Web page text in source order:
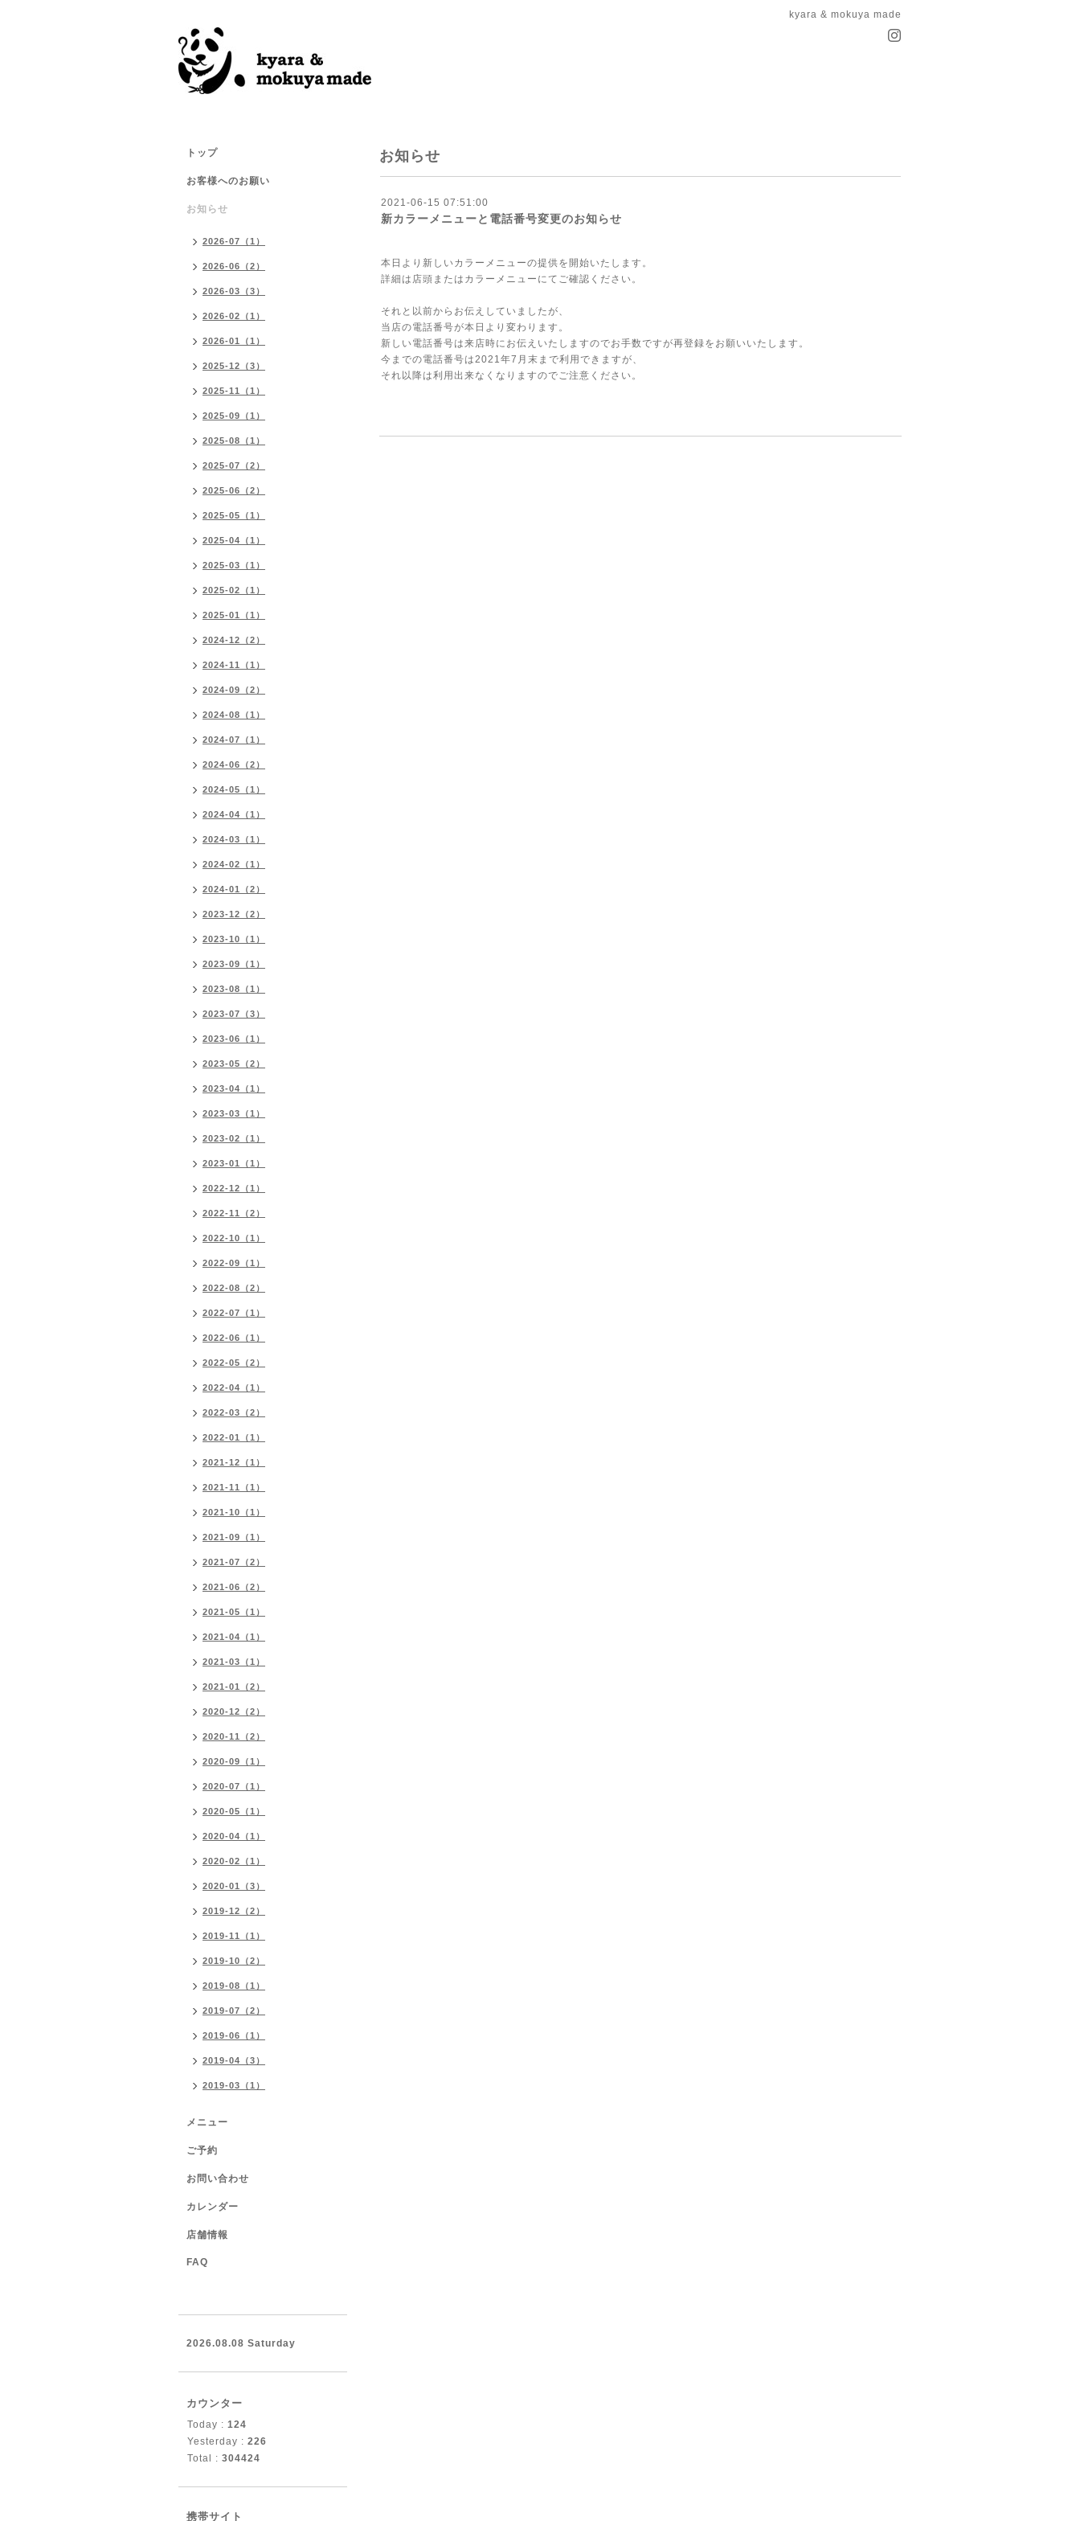
kyara & mokuya made
お知らせ
2021-06-15 07:51:00
新カラーメニューと電話番号変更のお知らせ
本日より新しいカラーメニューの提供を開始いたします。
詳細は店頭または カラーメニュー にてご確認ください。
それと以前からお伝えしていましたが、
当店の電話番号が本日より変わります。
新しい電話番号は来店時にお伝えいたしますのでお手数ですが再登録をお願いいたします。
今までの電話番号は2021年7月末まで利用できますが、
それ以降は利用出来なくなりますのでご注意ください。
トップ
お客様へのお願い
お知らせ
2026-07（1）
2026-06（2）
2026-03（3）
2026-02（1）
2026-01（1）
2025-12（3）
2025-11（1）
2025-09（1）
2025-08（1）
2025-07（2）
2025-06（2）
2025-05（1）
2025-04（1）
2025-03（1）
2025-02（1）
2025-01（1）
2024-12（2）
2024-11（1）
2024-09（2）
2024-08（1）
2024-07（1）
2024-06（2）
2024-05（1）
2024-04（1）
2024-03（1）
2024-02（1）
2024-01（2）
2023-12（2）
2023-10（1）
2023-09（1）
2023-08（1）
2023-07（3）
2023-06（1）
2023-05（2）
2023-04（1）
2023-03（1）
2023-02（1）
2023-01（1）
2022-12（1）
2022-11（2）
2022-10（1）
2022-09（1）
2022-08（2）
2022-07（1）
2022-06（1）
2022-05（2）
2022-04（1）
2022-03（2）
2022-01（1）
2021-12（1）
2021-11（1）
2021-10（1）
2021-09（1）
2021-07（2）
2021-06（2）
2021-05（1）
2021-04（1）
2021-03（1）
2021-01（2）
2020-12（2）
2020-11（2）
2020-09（1）
2020-07（1）
2020-05（1）
2020-04（1）
2020-02（1）
2020-01（3）
2019-12（2）
2019-11（1）
2019-10（2）
2019-08（1）
2019-07（2）
2019-06（1）
2019-04（3）
2019-03（1）
メニュー
ご予約
お問い合わせ
カレンダー
店舗情報
FAQ
2026.08.08 Saturday
カウンター
Today : 124
Yesterday : 226
Total : 304424
携帯サイト